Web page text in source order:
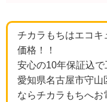
チカラもちはエコ
価格！！
安心の10年保証込で
愛知県名古屋市守山
ならチカラもちへお